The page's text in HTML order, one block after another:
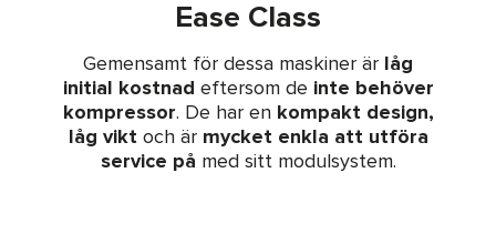
Ease Class
Gemensamt för dessa maskiner är låg
initial kostnad eftersom de inte behöver
kompressor. De har en kompakt design,
låg viktoch är mycket enkla att utföra
service på med sitt modulsystem.